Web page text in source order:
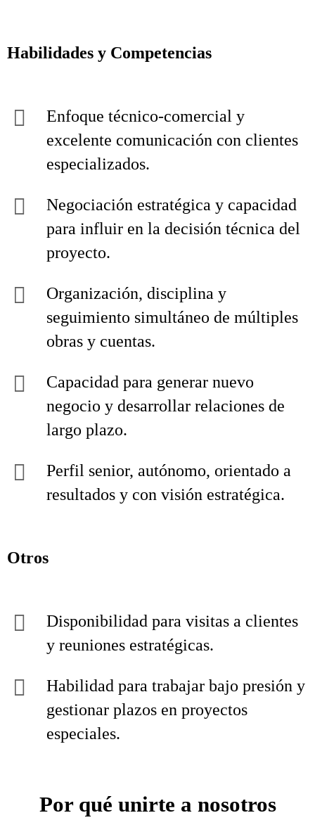
Habilidades y Competencias
Enfoque técnico‑comercial y
excelente comunicación con clientes
especializados.
Negociación estratégica y capacidad
para influir en la decisión técnica del
proyecto.
Organización, disciplina y
seguimiento simultáneo de múltiples
obras y cuentas.
Capacidad para generar nuevo
negocio y desarrollar relaciones de
largo plazo.
Perfil senior, autónomo, orientado a
resultados y con visión estratégica.
Otros
Disponibilidad para visitas a clientes
y reuniones estratégicas.
Habilidad para trabajar bajo presión y
gestionar plazos en proyectos
especiales.
Por qué unirte a nosotros